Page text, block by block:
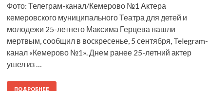
Фото: Телеграм-канал/Кемерово №1 Актера
кемеровского муниципального Театра для детей и
молодежи 25-летнего Максима Герцева нашли
мертвым, сообщил в воскресенье, 5 сентября, Telegram-
канал «Кемерово №1». Днем ранее 25-летний актер
ушел из …
ПОДРОБНЕЕ